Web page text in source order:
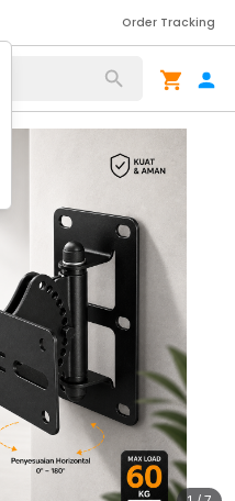
Order Tracking